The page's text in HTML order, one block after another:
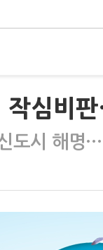
작심비
도시 해명